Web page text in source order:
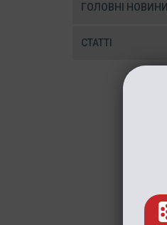
ГОЛОВНІ НОВИНИ
СТАТТІ